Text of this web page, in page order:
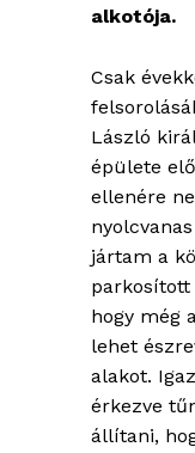
alkotója.
Csak
László
épülete
ellenére
jártam a
hogy még
lehet
alakot.
érkezve
állítani,